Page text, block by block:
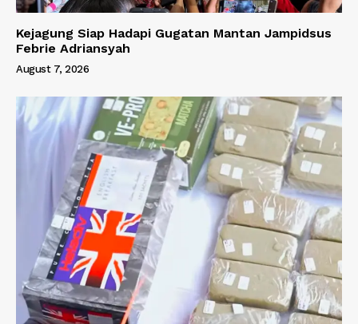
Kejagung Siap Hadapi Gugatan Mantan Jampidsus
Febrie Adriansyah
August 7, 2026